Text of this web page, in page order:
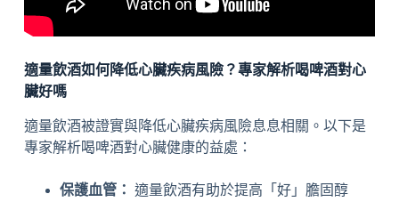
適量飲酒如何降低心臟疾病風險？專家解析喝啤酒對心
臟好嗎
適量飲酒被證實與降低心臟疾病風險息息相關。以下是
專家解析喝啤酒對心臟健康的益處：
保護血管： 適量飲酒有助於提高「好」膽固醇